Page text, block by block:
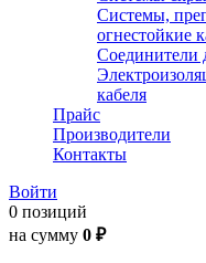
Системы,
огнестойкие
Соединители
кабеля
Прайс
Производители
Контакты
Войти
0 позиций
на сумму 0 ₽